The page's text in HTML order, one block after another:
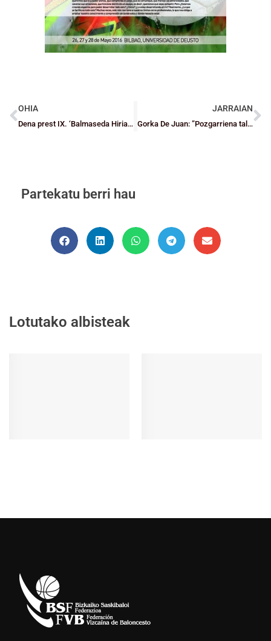
OHIA
Dena prest IX. ‘Balmaseda Hiria’Minibasket txapelketari begira
JARRAIAN
Gorka De Juan: ”Pozgarriena taldea hazten ikustea izan da”
Partekatu berri hau
Lotutako albisteak